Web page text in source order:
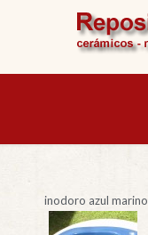
inodoro azul marino